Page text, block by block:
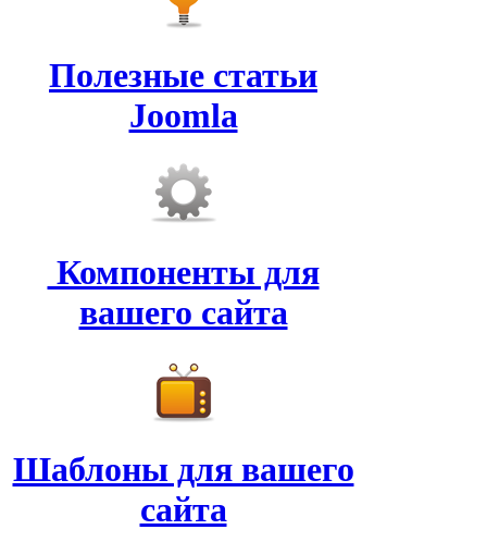
Полезные статьи
Joomla
Компоненты для
вашего сайта
Шаблоны для вашего
сайта